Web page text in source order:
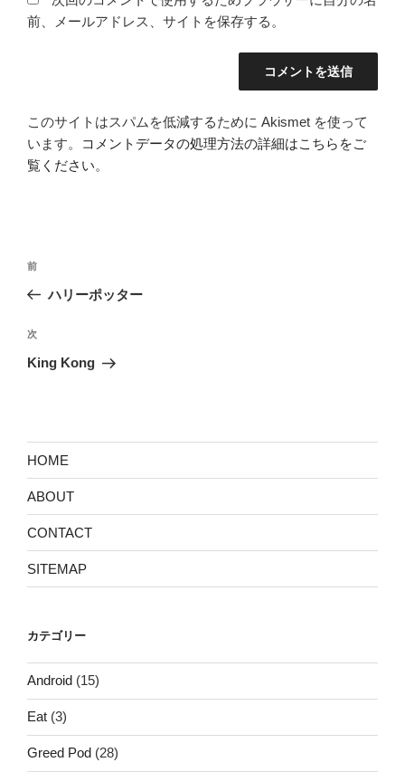
前、メールアドレス、サイトを保存する。
このサイトはスパムを低減するために Akismet を使って
います。
コメントデータの処理方法の詳細はこちらをご
覧ください。
投
ナ
ビ
ゲ
ン
前
の
稿
前
ハリーポッター
次
の
次
King Kong
HOME
ABOUT
CONTACT
SITEMAP
カテゴリー
Android (15)
Eat (3)
Greed Pod (28)